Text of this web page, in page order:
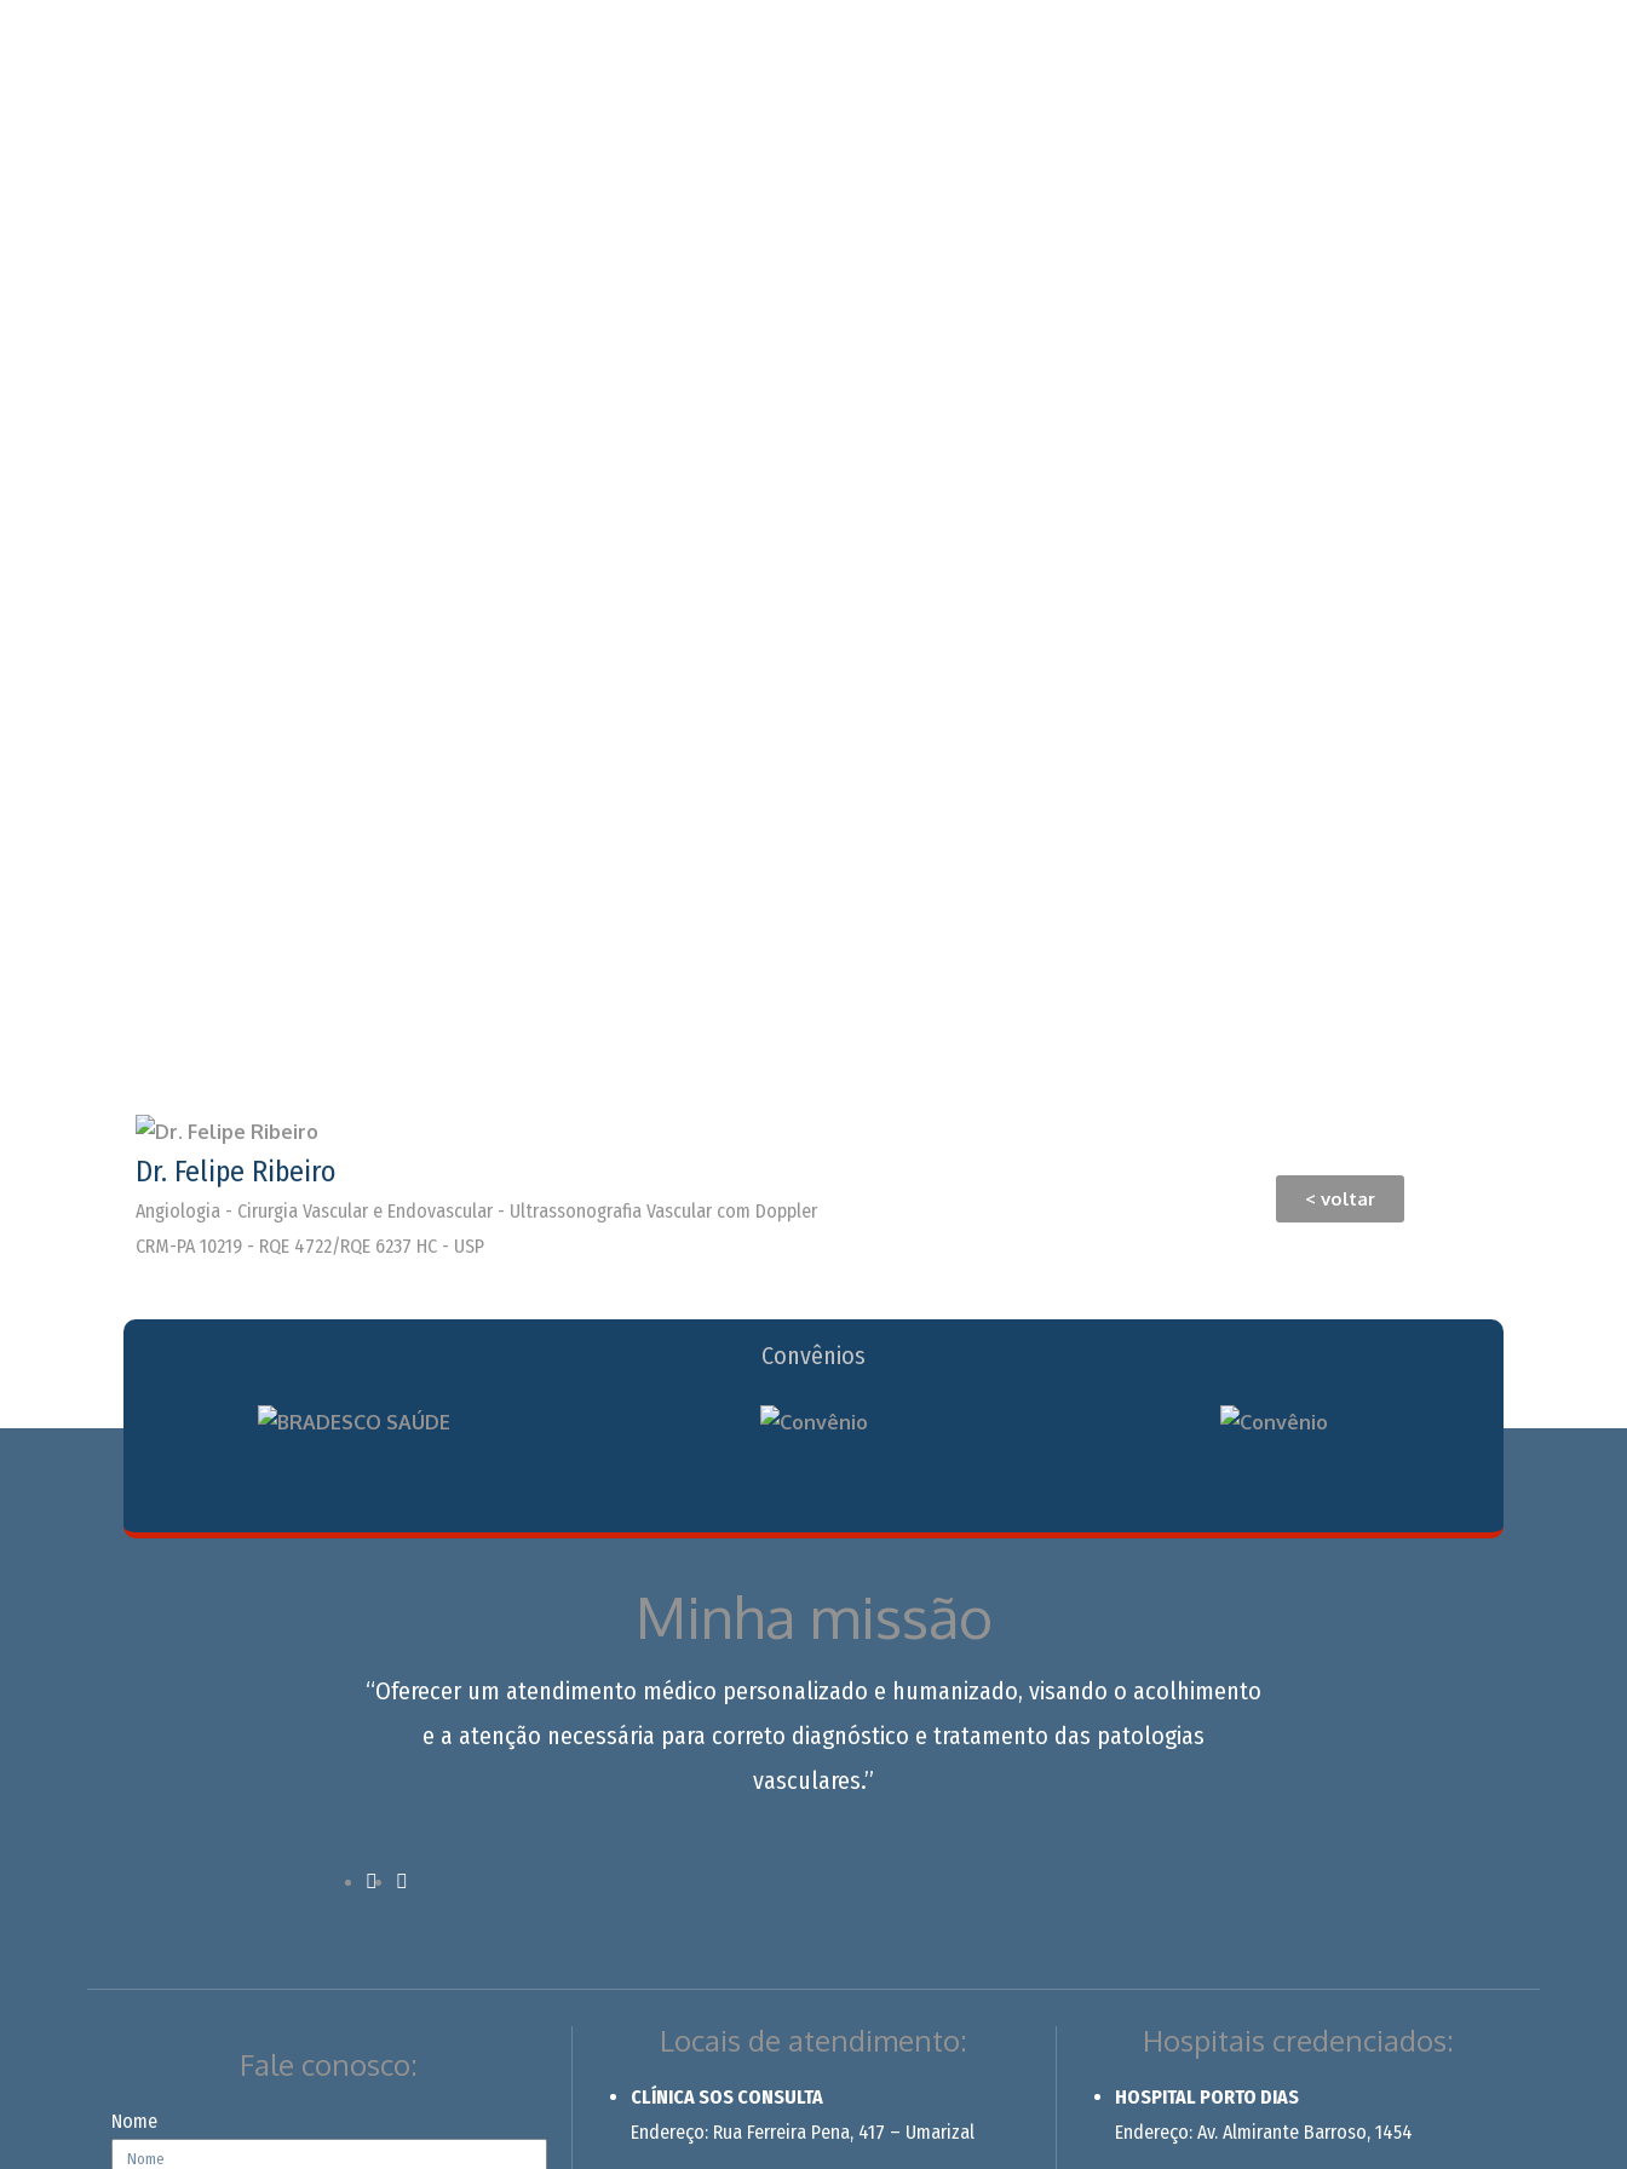
Dr. Felipe Ribeiro
Angiologia - Cirurgia Vascular e Endovascular - Ultrassonografia Vascular com Doppler
CRM-PA 10219 - RQE 4722/RQE 6237 HC - USP
< voltar
Convênios
Minha missão
“Oferecer um atendimento médico personalizado e humanizado, visando o acolhimento
e a atenção necessária para correto diagnóstico e tratamento das patologias
vasculares.”
Fale conosco:
Nome
Locais de atendimento:
CLÍNICA SOS CONSULTA
Endereço: Rua Ferreira Pena, 417 – Umarizal
Hospitais credenciados:
HOSPITAL PORTO DIAS
Endereço: Av. Almirante Barroso, 1454